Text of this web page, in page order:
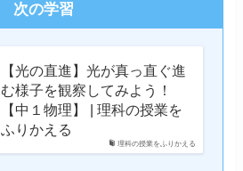
次の学習
理科の授業をふりかえる
【光の直進】光が真っ直ぐ進
む様子を観察してみよう！
【中１物理】 | 理科の授業を
ふりかえる